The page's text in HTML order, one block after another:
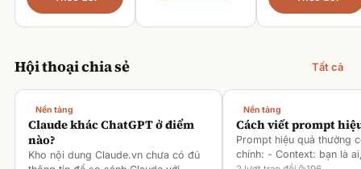
Hội thoại chia sẻ Tất cả
Nền tảng
Claude khác ChatGPT ở điểm
nào?
Kho nội dung Claude.vn chưa có đủ
Nền tảng
Cách viết prompt
Prompt hiệu quả thường
chính: - Context: bạn là